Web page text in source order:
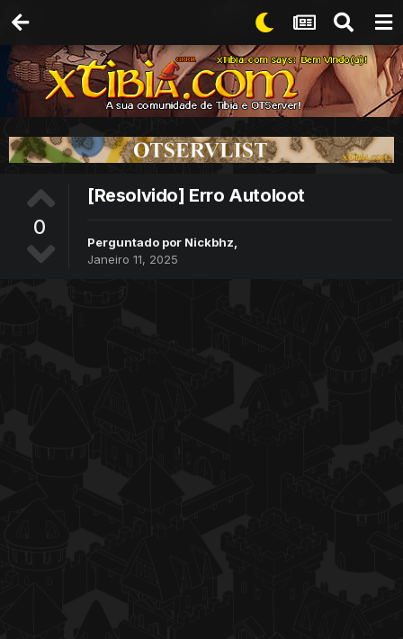
0
[Resolvido] Erro Autoloot
Perguntado por Nickbhz
Janeiro 11, 2025